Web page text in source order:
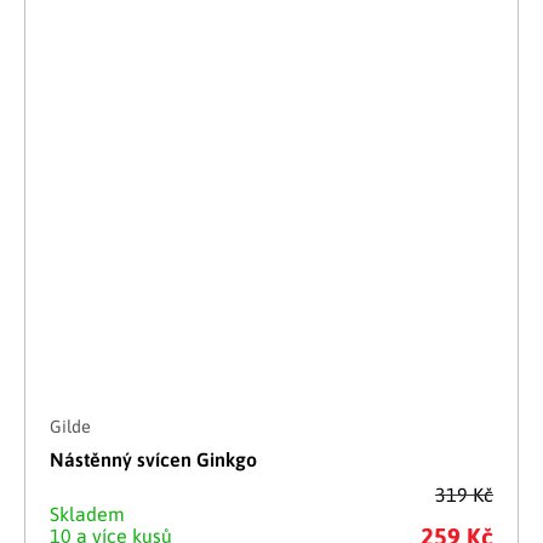
319 Kč
Gilde
Nástěnný svícen Ginkgo
Skladem
10 a více kusů
259 Kč